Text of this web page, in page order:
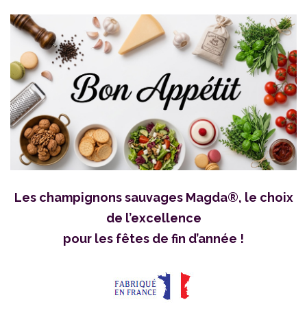
Les champignons sauvages Magda®, le choix
de l’excellence
pour les fêtes de fin d’année !